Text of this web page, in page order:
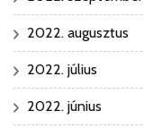
2022. augusztus
2022. július
2022. június